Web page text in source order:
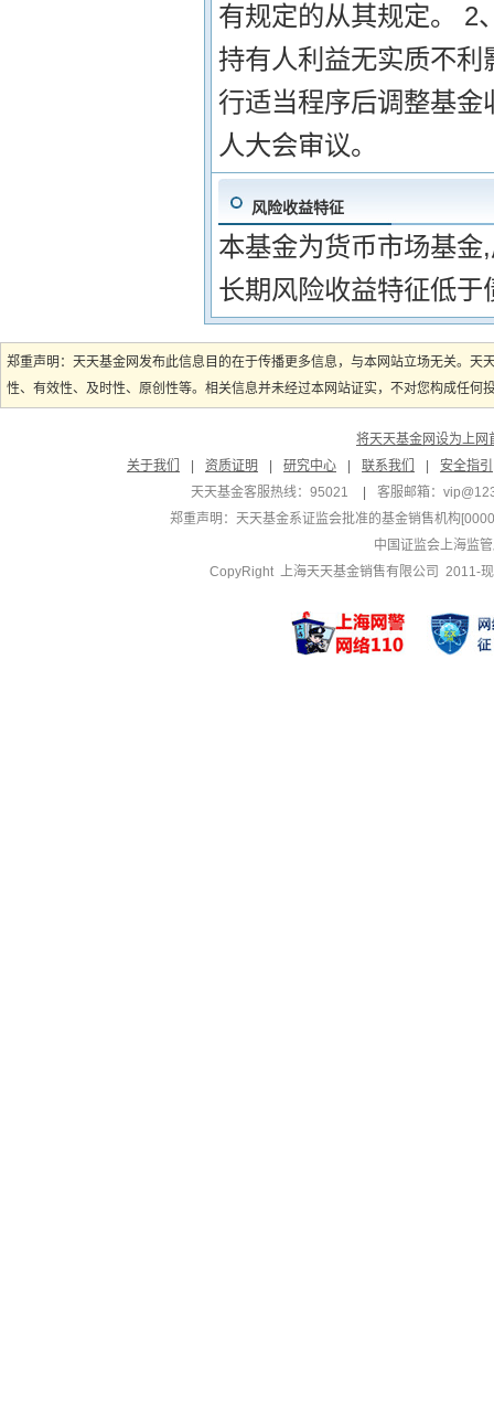
有规定的从其规定。 2
持有人利益无实质不
行适当程序后调整基
人大会审议。
风险收益特征
本基金为货币市场基
长期风险收益特征低
郑重声明：天天基金网发布此信息目的在于传播更多信息，与本网站立场无关。
性、有效性、及时性、原创性等。相关信息并未经过本网站证实，不对您构成任
将天天基金网设为上网
关于我们
资质证明 研究中心 联系我们
安全指引
天天基金客服热线：95021
客服邮箱：
郑重声明： 天天基金系证监会批准的基金销售机构
中国证监会上海监
CopyRight 上海天天基金销售有限公司 2011-